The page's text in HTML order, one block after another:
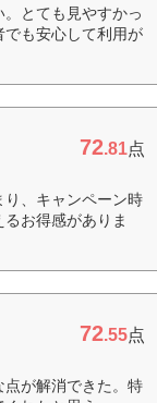
とても見やすかっ
も安心して利用が
72.81点
、キャンペーン時
お得感がありま
72.55点
が解消できた。特